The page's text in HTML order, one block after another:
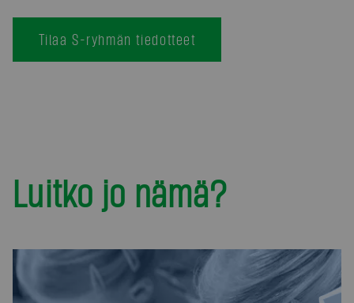
Tilaa S-ryhmän tiedotteet
Luitko jo nämä?